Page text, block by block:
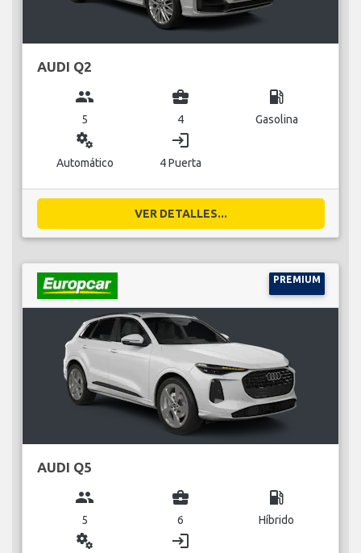
AUDI Q2
group
5
business_center
4
local_gas_station
Gasolina
miscellaneous_services
Automático
login
4 Puerta
VER DETALLES...
PREMIUM
AUDI Q5
group
5
business_center
6
local_gas_station
Híbrido
miscellaneous_services login